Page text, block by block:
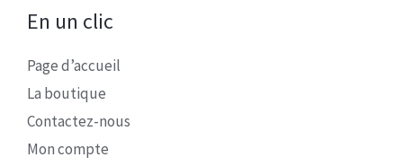
En un clic
Page d’accueil
La boutique
Contactez-nous
Mon compte